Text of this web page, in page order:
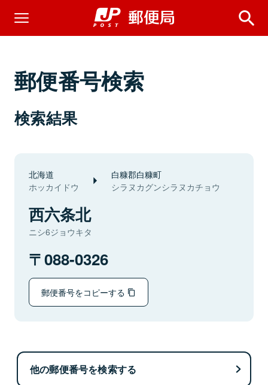
郵便番号検索
検索結果
北海道
ホッカイドウ
白糠郡白糠町
シラヌカグンシラヌカチョウ
西六条北
ニシ6ジョウキタ
088-0326
郵便番号をコピーする
他の郵便番号を検索する